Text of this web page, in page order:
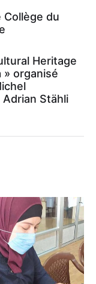
Collège du
Heritage
» organisé
Stähli